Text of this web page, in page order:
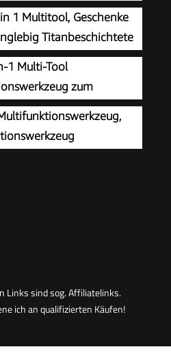
magnetische
inkl.
1 Multitool, Geschenke
Titanbeschichtete
mit Klappmesser, Säge
für Outdoor, Camping,
1 Multi-Tool
zum
Outdoor und Camping;
Softgrip; 16
Messer;
Links sind sog. Affiliatelinks.
ich an qualifizierten Käufen!